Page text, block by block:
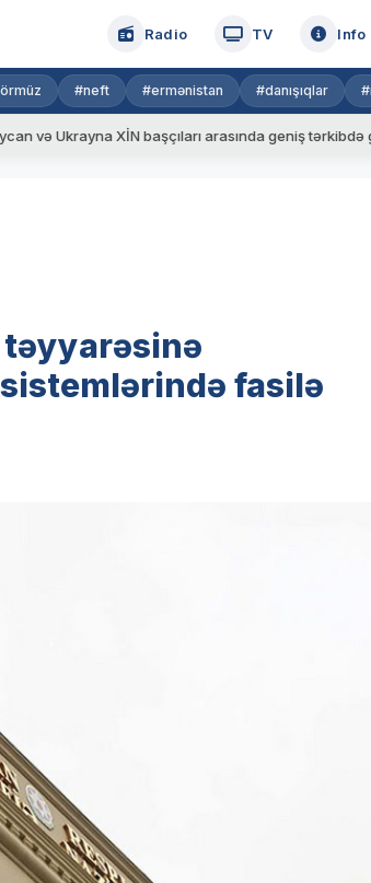
Radio TV Info
#neft #ermənistan #danışıqlar
XİN başçıları arasında geniş tərkibdə görüş
təyyarəsinə
fasilə